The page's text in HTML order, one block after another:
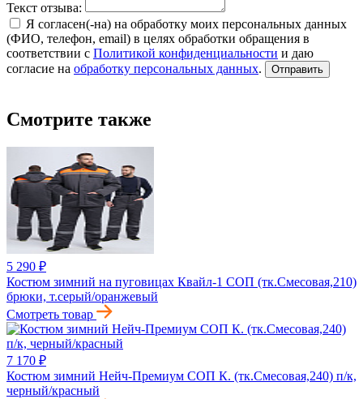
Текст отзыва:
Я согласен(-на) на обработку моих персональных данных
(ФИО, телефон, email) в целях обработки обращения в
соответствии с Политикой конфиденциальности и даю
согласие на обработку персональных данных. Отправить
Смотрите также
5 290 ₽
Костюм зимний на пуговицах Квайл-1 СОП (тк.Смесовая,210)
брюки, т.серый/оранжевый
Смотреть товар
7 170 ₽
Костюм зимний Нейч-Премиум СОП К. (тк.Смесовая,240) п/к,
черный/красный